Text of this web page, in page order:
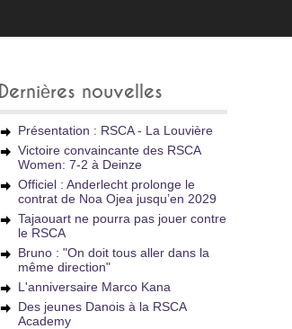
Dernières nouvelles
Présentation : RSCA - La Louvière
Victoire convaincante des RSCA
Women: 7-2 à Deinze
Officiel : Anderlecht prolonge le
contrat de Noa Ojea jusqu’en 2029
Tajaouart ne pourra pas jouer contre
le RSCA
Bruno : "On doit tous aller dans la
même direction"
L'anniversaire Marco Kana
Des jeunes Danois à la RSCA
Academy